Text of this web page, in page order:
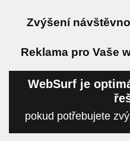
Zvýšení
Reklama pro Vaše
WebSurf je
pokud potřebujete